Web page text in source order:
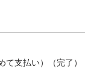
支払い）（完了）